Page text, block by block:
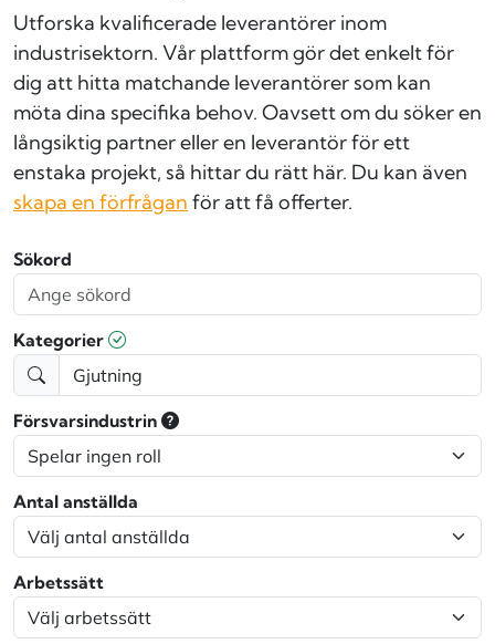
Utforska kvalificerade leverantörer inom
industrisektorn. Vår plattform gör det enkelt för
dig att hitta matchande leverantörer som kan
möta dina specifika behov. Oavsett om du söker en
långsiktig partner eller en leverantör för ett
enstaka projekt, så hittar du rätt här. Du kan även
skapa en förfrågan för att få offerter.
Sökord
Kategorier
Försvarsindustrin
Antal anställda
Arbetssätt